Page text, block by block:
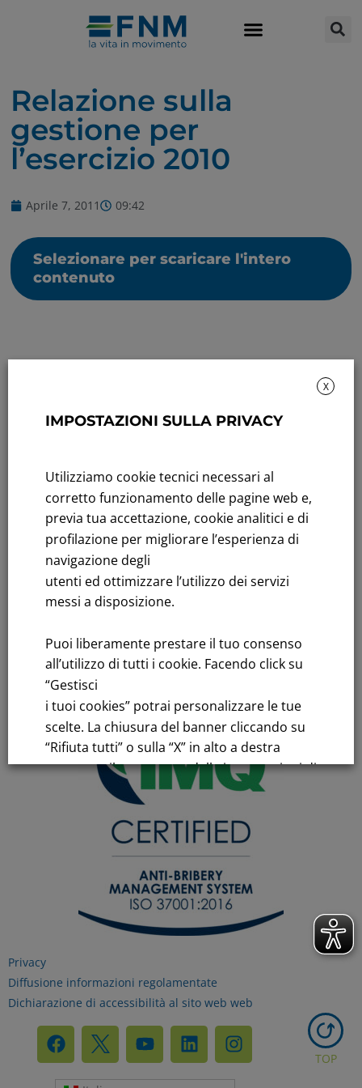
Relazione sulla
gestione per
l’esercizio 2010
Aprile 7, 2011 09:42
Selezionare per scaricare l'intero
contenuto
Rendicontazione di sostenibilità
Bandi di gara: Ultimi bandi
FNM S.p.A.
Sede in Milano, Piazzale Cadorna, 14
fnm@legalmail.it
Capitale sociale € 230.000.000,00 interamente versato
C.F.e P.IVA 00776140154
C.C.I.AA. Milano – REA 28331
Privacy
Diffusione informazioni regolamentate
Dichiarazione di accessibilità al sito web web
TOP
X
IMPOSTAZIONI SULLA PRIVACY
Utilizziamo cookie tecnici necessari al
corretto funzionamento delle pagine web e,
previa tua accettazione, cookie analitici e di
profilazione per migliorare l’esperienza di
navigazione degli
utenti ed ottimizzare l’utilizzo dei servizi
messi a disposizione.
Puoi liberamente prestare il tuo consenso
all’utilizzo di tutti i cookie. Facendo click su
“Gestisci
i tuoi cookies” potrai personalizzare le tue
scelte. La chiusura del banner cliccando su
“Rifiuta tutti” o sulla “X” in alto a destra
comporta il permanere delle impostazioni di
default e la continuazione della navigazione
in assenza di cookie o altri strumenti di
tracciamento diversi da quelli tecnici.
Per maggiori informazioni consulta la
Informativa sui dati personali e cookie
RIFIUTA TUTTI
GESTISCI I TUOI COOKIES